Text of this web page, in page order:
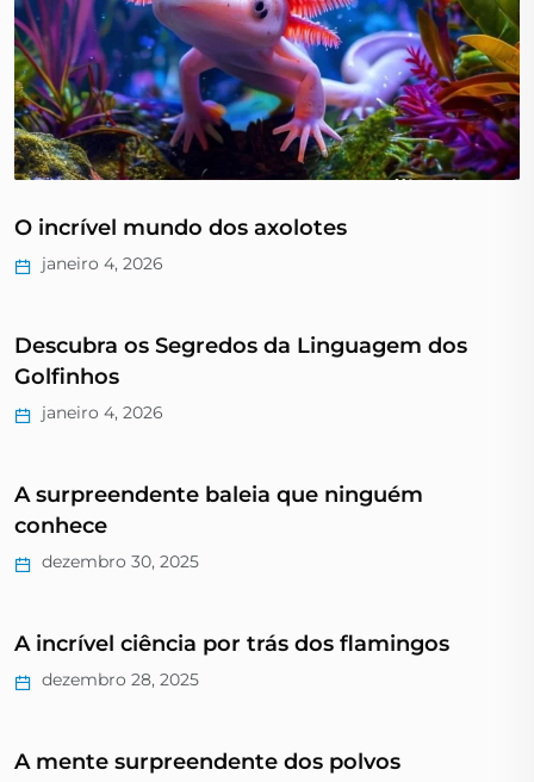
O incrível mundo dos axolotes
janeiro 4, 2026
Descubra os Segredos da Linguagem dos
Golfinhos
janeiro 4, 2026
A surpreendente baleia que ninguém
conhece
dezembro 30, 2025
A incrível ciência por trás dos flamingos
dezembro 28, 2025
A mente surpreendente dos polvos